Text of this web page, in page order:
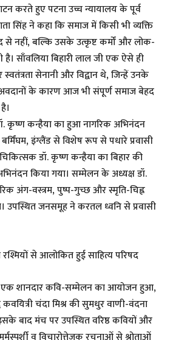
करते हुए पटना उच्च न्यायालय के पूर्व
सिंह ने कहा कि समाज में किसी भी व्यक्ति
नहीं, बल्कि उसके उत्कृष्ट कर्मों और लोक-
साँवलिया बिहारी लाल जी एक ऐसे ही
स्वतंत्रता सेनानी और विद्वान थे, जिन्हें उनके
के कारण आज भी संपूर्ण समाज बेहद
कृष्ण कन्हैया का हुआ नागरिक अभिनंदन
इंग्लैंड से विशेष रूप से पधारे प्रवासी
डॉ. कृष्ण कन्हैया का बिहार की
किया गया। सम्मेलन के अध्यक्ष डॉ.
अंग-वस्त्रम, पुष्प-गुच्छ और स्मृति-चिह्न
उपस्थित जनसमूह ने करतल ध्वनि से प्रवासी
से आलोकित हुई साहित्य परिषद
एक शानदार कवि-सम्मेलन का आयोजन हुआ,
चंदा मिश्र की सुमधुर वाणी-वंदना
बाद मंच पर उपस्थित वरिष्ठ कवियों और